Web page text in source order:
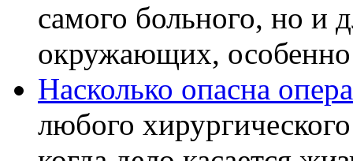
самого больного, но и
окружающих, особенно
Насколько опасна
любого